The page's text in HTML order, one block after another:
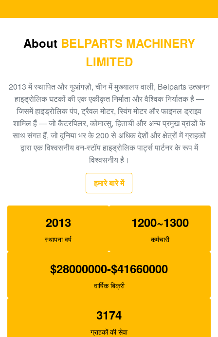
खुदाई पायलट पंप PC40-6 राम पंप PC40 705-41-08010
खुदाई गियर पंप EC480D EC360 हाइड्रोलिक SA7220-
00510 मुख्य पंप
खुदाई EC140B XCM150 यात्रा गियरबॉक्स MBEB170
VOE14573820 यात्रा में कमी
खुदाई EC460 पायलट पंप हाइड्रोलिक गियर पंप SA8230-
खुदाई करने वाला SK140-8 SK140SR ट्रैवल गियरबॉक्स
E325C E324 200-3343 . के लिए Belparts SBS140 खुदाई
About BELPARTS MACHINERY
LIMITED
2013 में स्थापित और गुआंगज़ौ, चीन में मुख्यालय वाली, Belparts उत्खनन
हाइड्रोलिक घटकों की एक एकीकृत निर्माता और वैश्विक निर्यातक है —
जिसमें हाइड्रोलिक पंप, ट्रैवल मोटर, स्विंग मोटर और फाइनल ड्राइव
शामिल हैं — जो कैटरपिलर, कोमात्सु, हिताची और अन्य प्रमुख ब्रांडों के
साथ संगत हैं, जो दुनिया भर के 200 से अधिक देशों और क्षेत्रों में ग्राहकों
द्वारा एक विश्वसनीय वन-स्टॉप हाइड्रोलिक पार्ट्स पार्टनर के रूप में
विश्वसनीय है।
हमारे बारे में
2013
स्थापना वर्ष
1200~1300
कर्मचारी
$28000000-$41660000
वार्षिक बिक्री
3174
ग्राहकों की सेवा